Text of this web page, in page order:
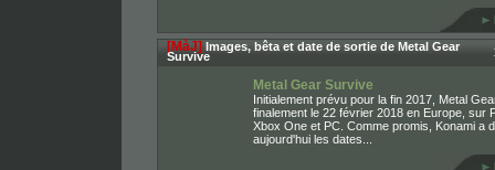
[MàJ] Images, bêta et date de sortie de Metal Gear
Survive
Metal Gear Survive
Initialement prévu pour la fin 2017, Metal
finalement le 22 février 2018 en Europe, sur
Xbox One et PC. Comme promis, Konami a
aujourd'hui les dates...